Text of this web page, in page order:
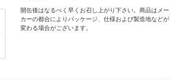
開缶後はなるべく早くお召し上がり下さい。商品はメー
カーの都合によりパッケージ、仕様および製造地などが
変わる場合がございます。